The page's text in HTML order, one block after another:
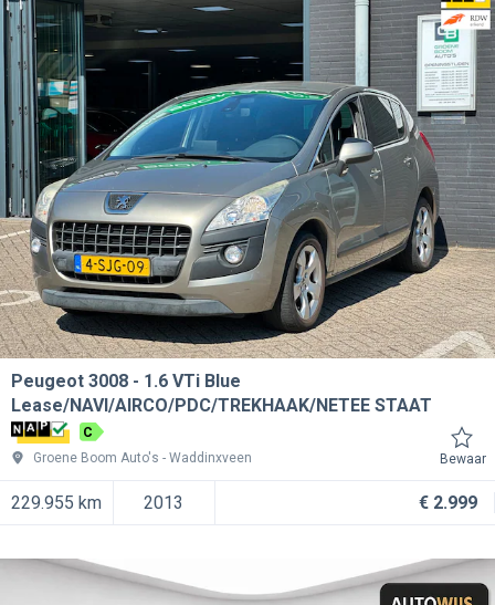
Peugeot 3008
1.6 VTi Blue
Lease/NAVI/AIRCO/PDC/TREKHAAK/NETEE STAAT
C
Groene Boom Auto's
Waddinxveen Bewaar
229.955 km 2013 € 2.999